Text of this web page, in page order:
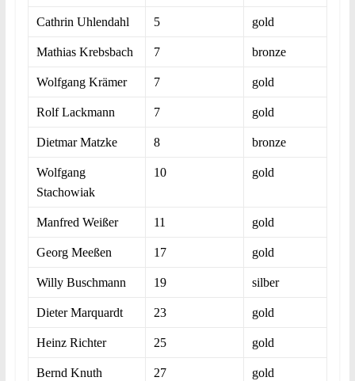
Cathrin Uhlendahl 5 gold
Mathias Krebsbach 7 bronze
Wolfgang Krämer 7 gold
Rolf Lackmann 7 gold
Dietmar Matzke 8 bronze
Wolfgang
Stachowiak
10 gold
Manfred Weißer 11 gold
Georg Meeßen 17 gold
Willy Buschmann 19 silber
Dieter Marquardt 23 gold
Heinz Richter 25 gold
Bernd Knuth 27 gold